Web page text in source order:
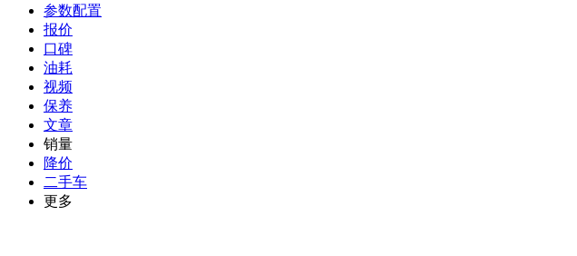
参数配置
报价
口碑
油耗
视频
保养
文章
销量
降价
二手车
更多